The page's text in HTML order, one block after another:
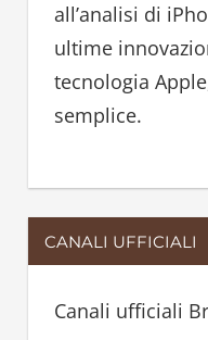
all’analisi di
ultime
tecnologia
semplice.
CANALI UFFICIALI
Canali ufficiali